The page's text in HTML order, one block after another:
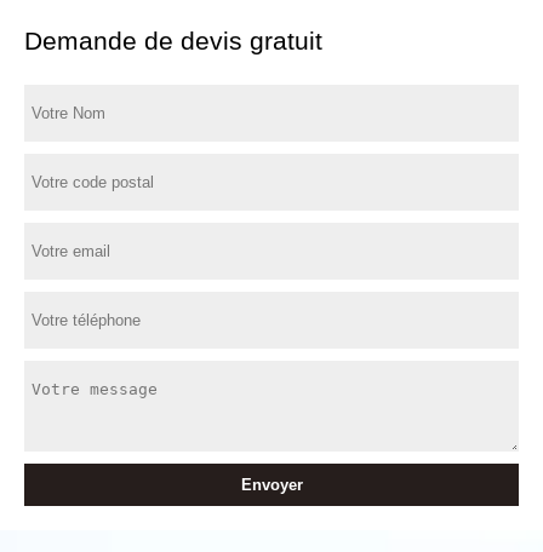
Demande de devis gratuit